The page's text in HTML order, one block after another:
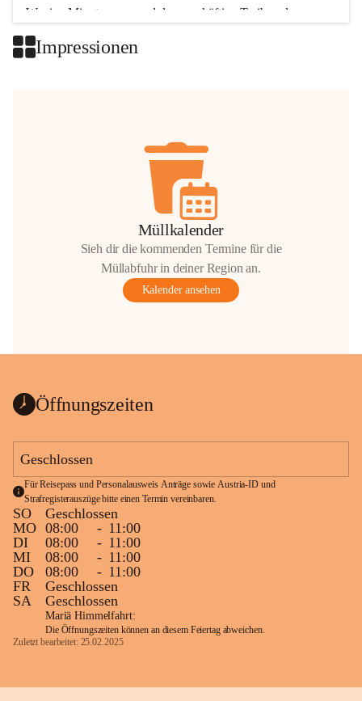
Wenige Minuten nur, und das geschäftige Treiben der
Impressionen
Müllkalender
Sieh dir die kommenden Termine für die
Müllabfuhr in deiner Region an.
Kalender ansehen
Öffnungszeiten
Geschlossen
Für Reisepass und Personalausweis Anträge sowie Austria-ID und
Strafregisterauszüge bitte einen Termin vereinbaren.
SO
Geschlossen
MO 08:00 - 11:00
DI
08:00 - 11:00
MI
08:00 - 11:00
DO
08:00 - 11:00
FR
Geschlossen
SA
Geschlossen
Mariä Himmelfahrt:
Die Öffnungszeiten können an diesem Feiertag abweichen.
Zuletzt bearbeitet: 25.02.2025